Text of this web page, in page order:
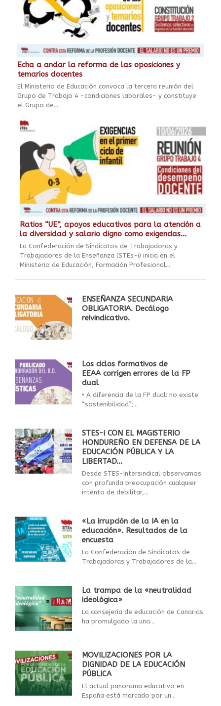
Echa a andar la reforma de las oposiciones y
temarios docentes
El Ministerio de Educación convoca la tercera reunión del
Grupo de Trabajo 4 -condiciones laborales- y constituye
el Grupo de...
Ratios “UE”, apoyos educativos para la atención a
la diversidad y salario digno como exigencias...
La Confederación de Sindicatos de Trabajadoras y
Trabajadores de la Enseñanza (STEs-i) inicia en el
Ministerio de Educación, Formación Profesional...
ENSEÑANZA SECUNDARIA
OBLIGATORIA. Decálogo
reivindicativo.
Los ciclos formativos de
EEAA corrigen errores de la FP
dual
• A diferencia de la FP dual: no existe
“sostenibilidad”;...
STES-i CON EL MAGISTERIO
HONDUREÑO EN DEFENSA DE LA
EDUCACIÓN PÚBLICA Y LA
LIBERTAD...
Desde STES-Intersindical observamos
con profunda preocupación cualquier
intento de debilitar,...
«La irrupción de la IA en la
educación». Resultados de la
encuesta
La Confederación de Sindicatos de
Trabajadoras y Trabajadores de la...
La trampa de la «neutralidad
ideológica»
La consejería de educación de Canarias
ha promulgado la una...
MOVILIZACIONES POR LA
DIGNIDAD DE LA EDUCACIÓN
PÚBLICA
El actual panorama educativo en
España está marcado por un...